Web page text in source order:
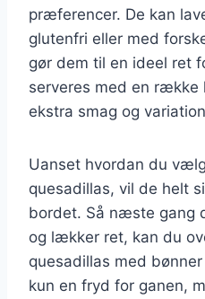
præferencer. De kan
glutenfri eller med
gør dem til en ideel ret
serveres med en
ekstra smag og
Uanset hvordan du
quesadillas, vil de helt
bordet. Så næste gang
og lækker ret, kan du
quesadillas med
kun en fryd for ganen,